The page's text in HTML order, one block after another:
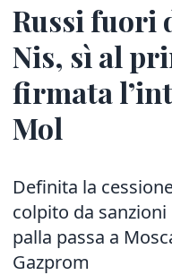
Russi fuori
Nis, sì al
firmata
Mol
Definita la
colpito da sanzioni
palla passa a
Gazprom